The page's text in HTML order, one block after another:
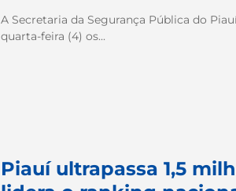
A Secretaria da Segurança Pública do
quarta-feira (4) os...
Piauí ultrapassa 1,5